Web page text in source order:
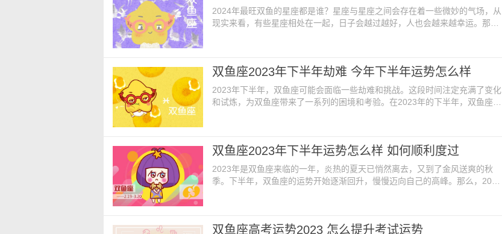
2024年最旺双鱼的星座都是谁？星座与星座之间会存在着一些微妙的气场，从
现实来看，有些星座相处在一起，日子会越过越好，人也会越来越幸运。那么
鱼座更好地规划自己的生活和事业，让他们变得更加自律，并且
双鱼座2023年下半年劫难 今年下半年运势怎么样
2023年下半年，双鱼座可能会面临一些劫难和挑战。这段时间注定充满了变化
和试炼，为双鱼座带来了一系列的困境和考验。在2023年的下半年，双鱼座可
工作或面临职业上的不安全感。然而，如果双鱼座能够适应变化
双鱼座2023年下半年运势怎么样 如何顺利度过
2023年是双鱼座来临的一年，炎热的夏天已悄然离去，又到了金风送爽的秋
季。下半年，双鱼座的运势开始逐渐回升，慢慢迈向自己的高峰。那么，2023
化，以便取得更好的成果。此时，双鱼座需要认真思考和分析，做出让人眼
双鱼座高考运势2023 怎么提升考试运势